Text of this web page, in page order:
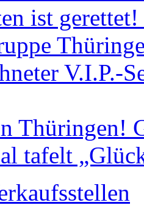
ist
V.I.P.-
Thüringen!
tafelt